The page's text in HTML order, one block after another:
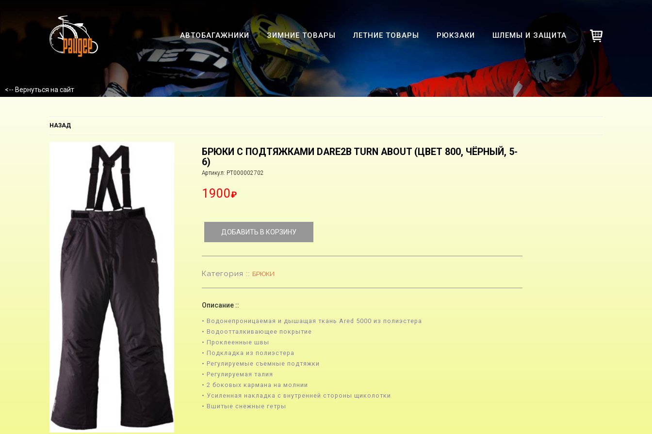
АВТОБАГАЖНИКИ ЗИМНИЕ ТОВАРЫ ЛЕТНИЕ ТОВАРЫ РЮКЗАКИ ШЛЕМЫ И ЗАЩИТА
<-- Вернуться на сайт
НАЗАД
БРЮКИ С ПОДТЯЖКАМИ DARE2B TURN ABOUT (ЦВЕТ 800, ЧЁРНЫЙ, 5-
6)
Артикул: РТ000002702
1900₽
ДОБАВИТЬ В КОРЗИНУ
Категория :: БРЮКИ
Описание ::
• Водонепроницаемая и дышащая ткань Ared 5000 из полиэстера
• Bодоотталкивающее покрытие
• Проклеенные швы
• Подкладка из полиэстера
• Регулируемые съемные подтяжки
• Регулируемая талия
• 2 боковых кармана на молнии
• Усиленная накладка с внутренней стороны щиколотки
• Вшитые снежные гетры